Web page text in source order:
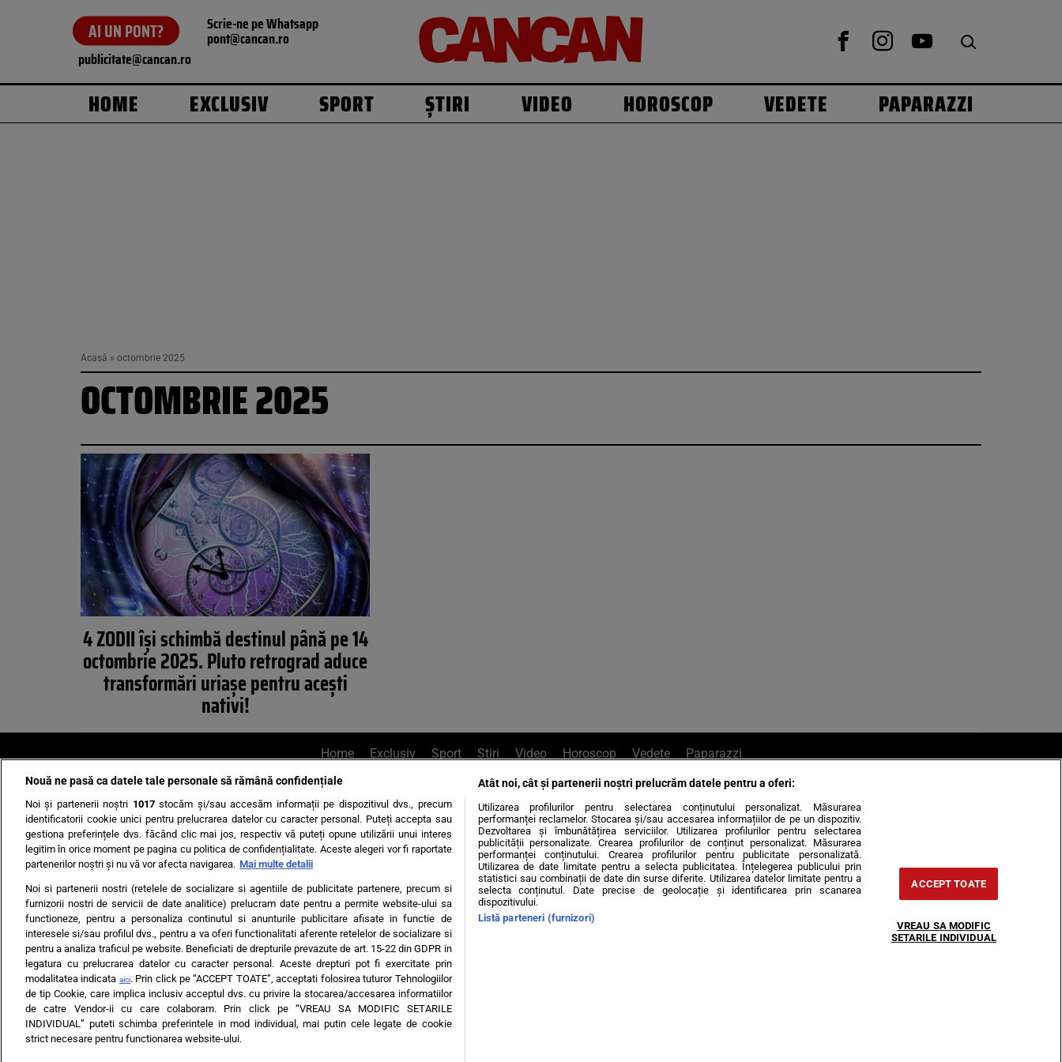
AI UN PONT? Scrie-ne pe Whatsapp
pont@cancan.ro
publicitate@cancan.ro
HOME EXCLUSIV SPORT ȘTIRI VIDEO HOROSCOP VEDETE PAPARAZZI
Acasă » octombrie 2025
OCTOMBRIE 2025
4 ZODII își schimbă destinul până pe 14
octombrie 2025. Pluto retrograd aduce
transformări uriașe pentru acești
nativi!
Home Exclusiv Sport Știri Video Horoscop Vedete Paparazzi
AI UN PONT? Scrie-ne pe Whatsapp, sună la 0741226226 sau trimite mail la pont@cancan.ro
Știri interne Știri externe Politică
Ultimele stiri Diete Insula Iubirii Dictionar de vise LIFE STYLE Horoscop
Echipa editorială Termeni si condiții Politica de confidențialitate
Nouă ne pasă ca datele tale personale să rămână confidențiale
Noi și partenerii noștri 1017stocăm și/sau accesăm informații pe dispozitivul dvs., precum
identificatorii cookie unici pentru prelucrarea datelor cu caracter personal. Puteți accepta sau
gestiona preferințele dvs. făcând clic mai jos, respectiv vă puteți opune utilizării unui interes
legitim în orice moment pe pagina cu politica de confidențialitate. Aceste alegeri vor fi raportate
partenerilor noștri și nu vă vor afecta navigarea. Mai multe detalii
Noi si partenerii nostri (retelele de socializare si agentiile de publicitate partenere, precum si
furnizorii nostri de servicii de date analitice) prelucram date pentru a permite website-ului sa
functioneze, pentru a personaliza continutul si anunturile publicitare afisate in functie de
interesele si/sau profilul dvs., pentru a va oferi functionalitati aferente retelelor de socializare si
pentru a analiza traficul pe website. Beneficiati de drepturile prevazute de art. 15-22 din GDPR in
legatura cu prelucrarea datelor cu caracter personal. Aceste drepturi pot fi exercitate prin
modalitatea indicata aici. Prin click pe “ACCEPT TOATE”, acceptati folosirea tuturor Tehnologiilor
de tip Cookie, care implica inclusiv acceptul dvs. cu privire la stocarea/accesarea informatiilor
de catre Vendor-ii cu care colaboram. Prin click pe “VREAU SA MODIFIC SETARILE
INDIVIDUAL” puteti schimba preferintele in mod individual, mai putin cele legate de cookie
strict necesare pentru functionarea website-ului.
Atât noi, cât și partenerii noștri prelucrăm datele pentru a oferi:
Utilizarea profilurilor pentru selectarea conținutului personalizat. Măsurarea
performanței reclamelor. Stocarea și/sau accesarea informațiilor de pe un dispozitiv.
Dezvoltarea și îmbunătățirea serviciilor. Utilizarea profilurilor pentru selectarea
publicității personalizate. Crearea profilurilor de conținut personalizat. Măsurarea
performanței conținutului. Crearea profilurilor pentru publicitate personalizată.
Utilizarea de date limitate pentru a selecta publicitatea. Înțelegerea publicului prin
statistici sau combinații de date din surse diferite. Utilizarea datelor limitate pentru a
selecta conținutul. Date precise de geolocație și identificarea prin scanarea
dispozitivului.
Listă parteneri (furnizori)
ACCEPT TOATE
VREAU SA MODIFIC
SETARILE INDIVIDUAL